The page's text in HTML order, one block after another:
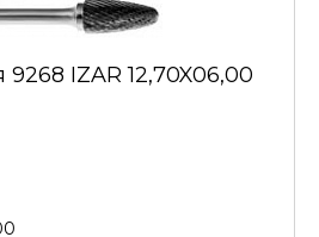
IZAR 12,70X06,00